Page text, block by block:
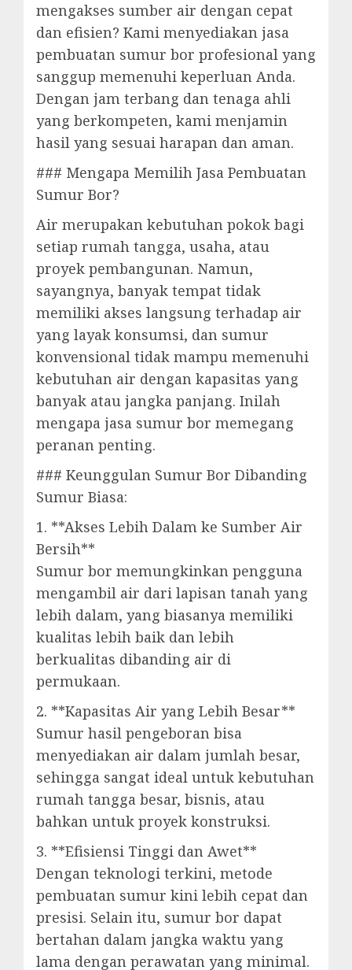
mengakses sumber air dengan cepat
dan efisien? Kami menyediakan jasa
pembuatan sumur bor profesional yang
sanggup memenuhi keperluan Anda.
Dengan jam terbang dan tenaga ahli
yang berkompeten, kami menjamin
hasil yang sesuai harapan dan aman.
### Mengapa Memilih Jasa Pembuatan
Sumur Bor?
Air merupakan kebutuhan pokok bagi
setiap rumah tangga, usaha, atau
proyek pembangunan. Namun,
sayangnya, banyak tempat tidak
memiliki akses langsung terhadap air
yang layak konsumsi, dan sumur
konvensional tidak mampu memenuhi
kebutuhan air dengan kapasitas yang
banyak atau jangka panjang. Inilah
mengapa jasa sumur bor memegang
peranan penting.
### Keunggulan Sumur Bor Dibanding
Sumur Biasa:
1. **Akses Lebih Dalam ke Sumber Air
Bersih**
Sumur bor memungkinkan pengguna
mengambil air dari lapisan tanah yang
lebih dalam, yang biasanya memiliki
kualitas lebih baik dan lebih
berkualitas dibanding air di
permukaan.
2. **Kapasitas Air yang Lebih Besar**
Sumur hasil pengeboran bisa
menyediakan air dalam jumlah besar,
sehingga sangat ideal untuk kebutuhan
rumah tangga besar, bisnis, atau
bahkan untuk proyek konstruksi.
3. **Efisiensi Tinggi dan Awet**
Dengan teknologi terkini, metode
pembuatan sumur kini lebih cepat dan
presisi. Selain itu, sumur bor dapat
bertahan dalam jangka waktu yang
lama dengan perawatan yang minimal.